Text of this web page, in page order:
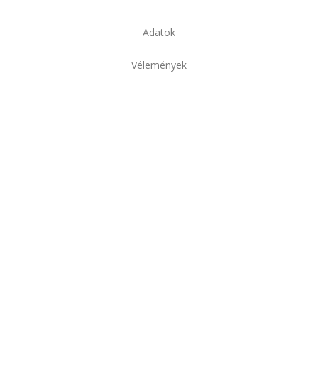
Adatok
Vélemények